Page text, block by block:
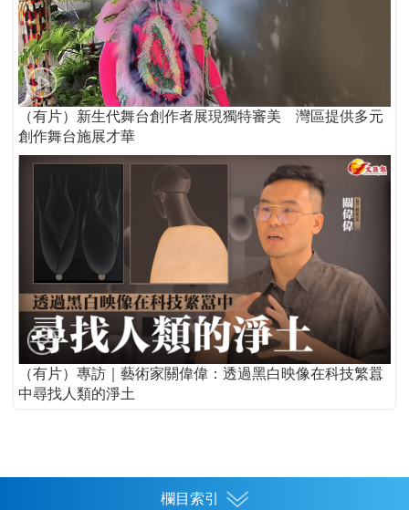
（有片）新生代舞台創作者展現獨特審美 灣區提供多元
創作舞台施展才華
（有片）專訪｜藝術家關偉偉：透過黑白映像在科技繁囂
中尋找人類的淨土
欄目索引